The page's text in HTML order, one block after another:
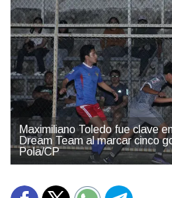
Maximiliano Toledo fue clave
Dream Team al marcar cinco
Pola/CP